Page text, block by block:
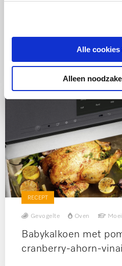
Alle cookies
Alleen
Ook lekker
RECEPT
Gevogelte Oven
Babykalkoen met
cranberry-ahorn-